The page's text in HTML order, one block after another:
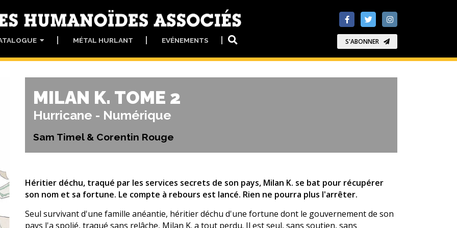
S'ABONNER
MÉTAL HURLANT EVÉNEMENTS
MILAN K. TOME 2
Hurricane - Numérique
Sam Timel & Corentin Rouge
Héritier déchu, traqué par les services secrets de son pays, Milan K. se bat pour récupérer
son nom et sa fortune. Le compte à rebours est lancé. Rien ne pourra plus l'arrêter.
Seul survivant d'une famille anéantie, héritier déchu d'une fortune dont le gouvernement de son
pays l'a spolié, traqué sans relâche, Milan K. a tout perdu. Il est seul, sans soutien, sans